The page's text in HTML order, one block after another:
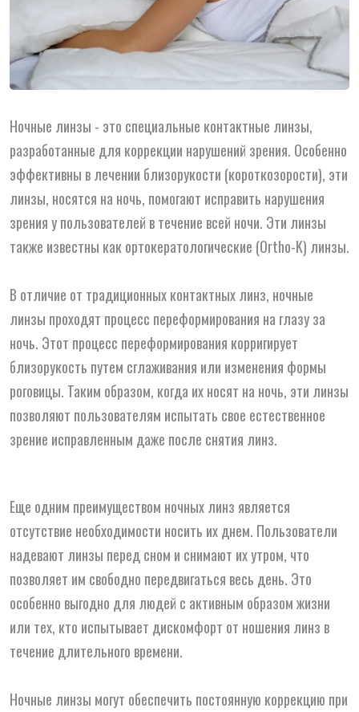
Ночные линзы - это специальные контактные линзы,
разработанные для коррекции нарушений зрения. Особенно
эффективны в лечении близорукости (короткозорости), эти
линзы, носятся на ночь, помогают исправить нарушения
зрения у пользователей в течение всей ночи. Эти линзы
также известны как ортокератологические (Ortho-K) линзы.
В отличие от традиционных контактных линз, ночные
линзы проходят процесс переформирования на глазу за
ночь. Этот процесс переформирования корригирует
близорукость путем сглаживания или изменения формы
роговицы. Таким образом, когда их носят на ночь, эти линзы
позволяют пользователям испытать свое естественное
зрение исправленным даже после снятия линз.
Еще одним преимуществом ночных линз является
отсутствие необходимости носить их днем. Пользователи
надевают линзы перед сном и снимают их утром, что
позволяет им свободно передвигаться весь день. Это
особенно выгодно для людей с активным образом жизни
или тех, кто испытывает дискомфорт от ношения линз в
течение длительного времени.
Ночные линзы могут обеспечить постоянную коррекцию при